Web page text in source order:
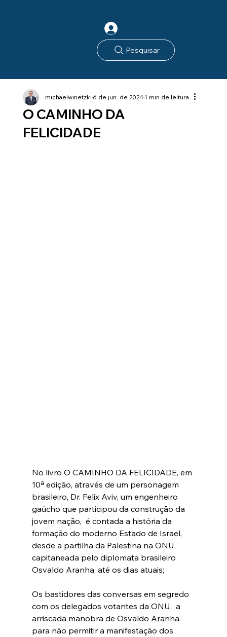
Pesquisar
O CAMINHO DA
FELICIDADE
michaelwinetzki6 de jun. de 20241 min de leitura
No livro O CAMINHO DA FELICIDADE, em
10ª edição, através de um personagem
brasileiro, Dr. Felix Aviv, um engenheiro
gaúcho que participou da construção da
jovem nação,  é contada a história da
formação do moderno Estado de Israel,
desde a partilha da Palestina na ONU,
capitaneada pelo diplomata brasileiro
Osvaldo Aranha, até os dias atuais;
Os bastidores das conversas em segredo
com os delegados votantes da ONU,  a
arriscada manobra de Osvaldo Aranha
para não permitir a manifestação dos